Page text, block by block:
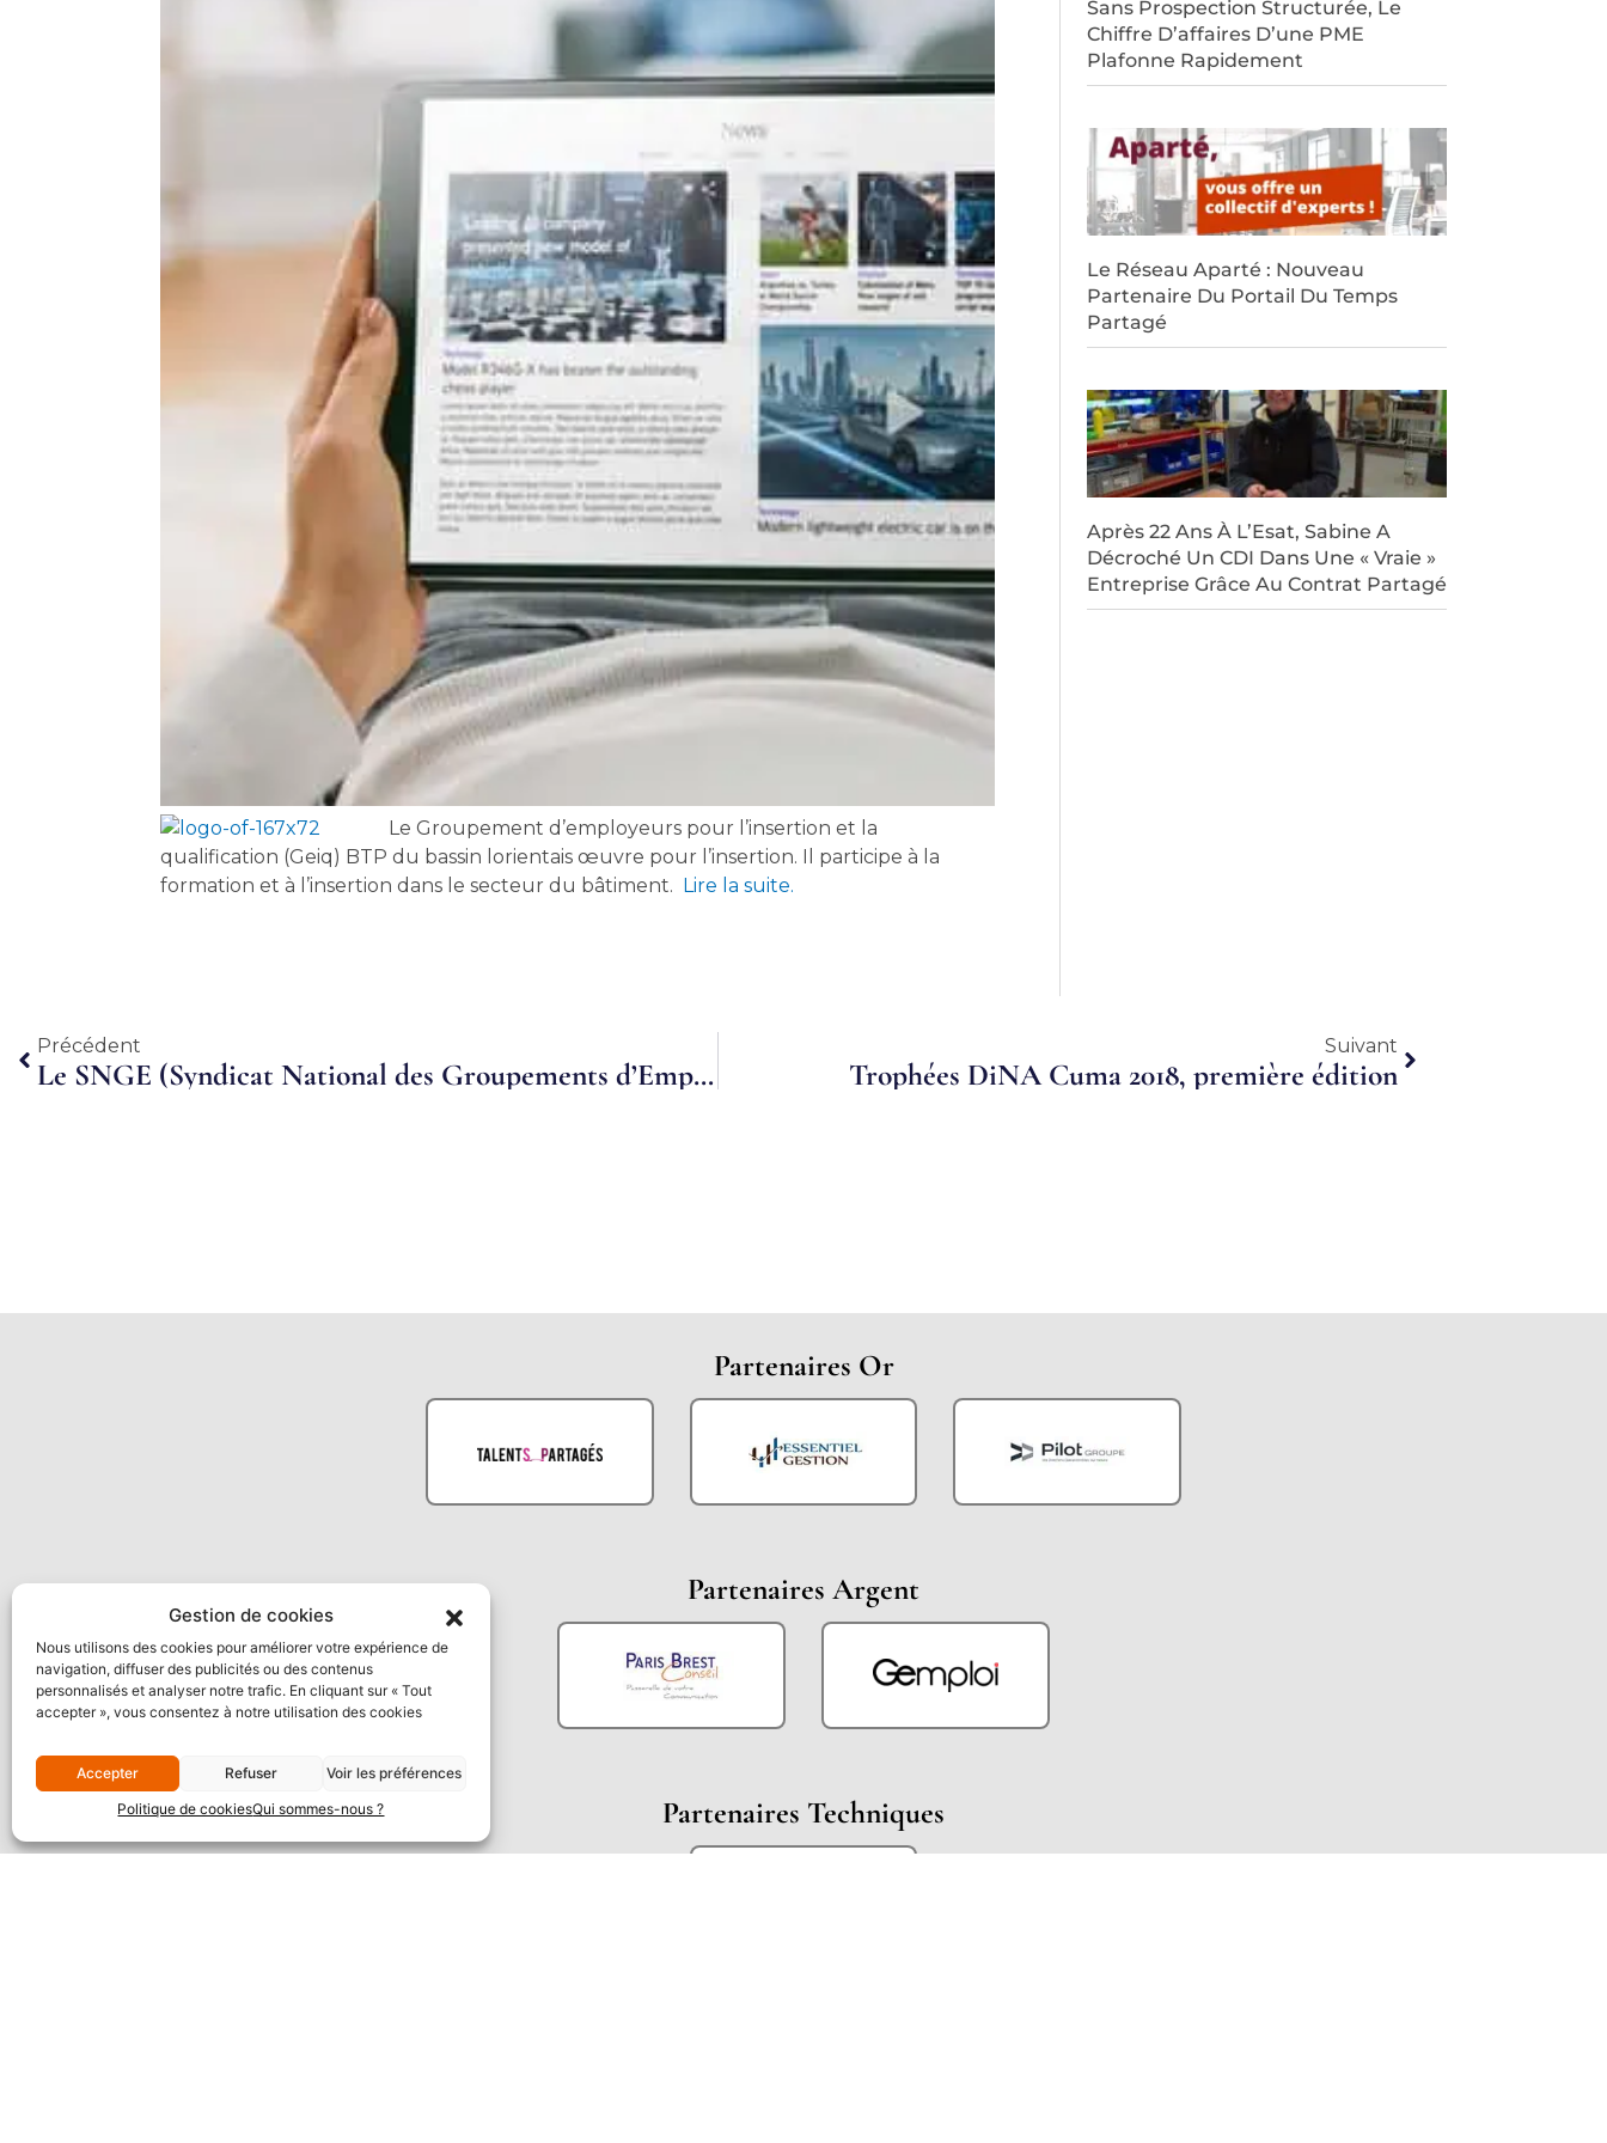
Gestion de cookies
Nous utilisons des cookies pour améliorer votre expérience de
navigation, diffuser des publicités ou des contenus
personnalisés et analyser notre trafic. En cliquant sur « Tout
accepter », vous consentez à notre utilisation des cookies
Accepter Refuser
Voir les préférences
Politique de cookiesQui sommes-nous ?
Le Groupement d’employeurs pour l’insertion et la
qualification (Geiq) BTP du bassin lorientais œuvre pour l’insertion. Il participe à la
formation et à l’insertion dans le secteur du bâtiment. Lire la suite.
Sans Prospection Structurée, Le
Chiffre D’affaires D’une PME
Plafonne Rapidement
Le Réseau Aparté : Nouveau
Partenaire Du Portail Du Temps
Partagé
Après 22 Ans À L’Esat, Sabine A
Décroché Un CDI Dans Une « Vraie »
Entreprise Grâce Au Contrat Partagé
Précédent
Précédent
Le SNGE (Syndicat National des Groupements d’Employeurs) nouveau partenaire du Portail du temps partagé !
Suivant
Trophées DiNA Cuma 2018, première édition
Partenaires Or
Partenaires Argent
Partenaires Techniques